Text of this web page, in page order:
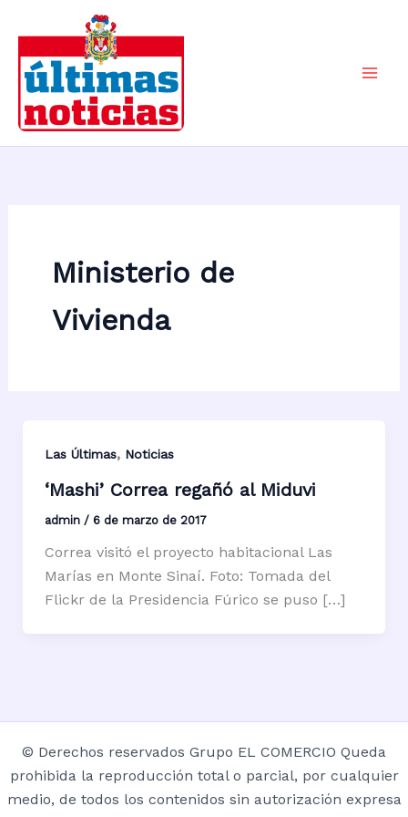
contenido
Ministerio de
Vivienda
Las Últimas, Noticias
‘Mashi’ Correa regañó al Miduvi
admin / 6 de marzo de 2017
Correa visitó el proyecto habitacional Las
Marías en Monte Sinaí. Foto: Tomada del
Flickr de la Presidencia Fúrico se puso […]
© Derechos reservados Grupo EL COMERCIO Queda
prohibida la reproducción total o parcial, por cualquier
medio, de todos los contenidos sin autorización expresa